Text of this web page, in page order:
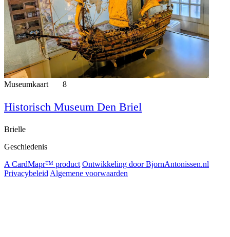
Museumkaart 8
Historisch Museum Den Briel
Brielle
Geschiedenis
A CardMapr™ product Ontwikkeling door BjornAntonissen.nl
Privacybeleid Algemene voorwaarden